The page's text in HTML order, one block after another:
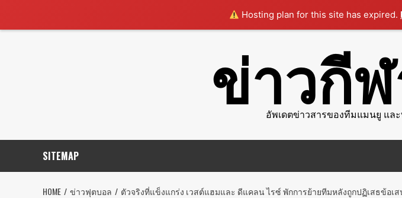
Hosting plan for this site has expired.
ข่าวกี
อัพเดตข่าวสารของทีมแมนยู แล
SITEMAP
HOME ข่าวฟุตบอล ตัวจริงที่แข็งแกร่ง ‎เวสต์แฮมและ ดีแคลน ไรซ์ พักการย้ายทีมหลังถูกปฏิเสธข้อเ